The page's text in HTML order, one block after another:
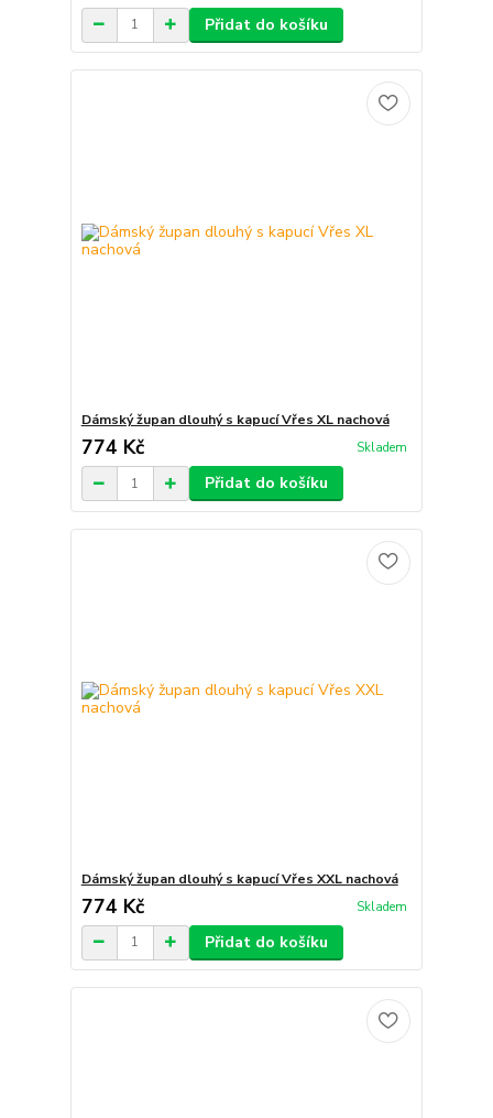
Přidat do košíku
Dámský župan dlouhý s kapucí Vřes XL nachová
774 Kč Skladem
Přidat do košíku
Dámský župan dlouhý s kapucí Vřes XXL nachová
774 Kč Skladem
Přidat do košíku